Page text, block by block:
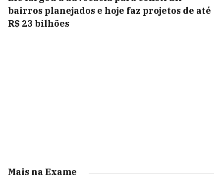
bairros planejados e hoje faz projetos de até
R$ 23 bilhões
Mais na Exame